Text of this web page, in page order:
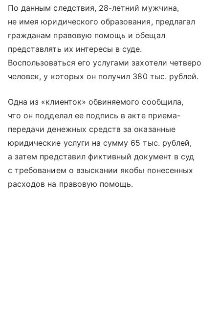
По данным следствия, 28-летний мужчина,
не имея юридического образования, предлагал
гражданам правовую помощь и обещал
представлять их интересы в суде.
Воспользоваться его услугами захотели четверо
человек, у которых он получил 380 тыс. рублей.
Одна из «клиенток» обвиняемого сообщила,
что он подделал ее подпись в акте приема-
передачи денежных средств за оказанные
юридические услуги на сумму 65 тыс. рублей,
а затем представил фиктивный документ в суд
с требованием о взыскании якобы понесенных
расходов на правовую помощь.